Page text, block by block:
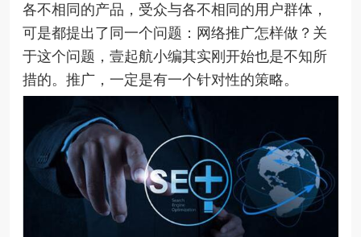
各不相同的产品，受众与各不相同的用户群体，
可是都提出了同一个问题：网络推广怎样做？关
于这个问题，壹起航小编其实刚开始也是不知所
措的。推广，一定是有一个针对性的策略。